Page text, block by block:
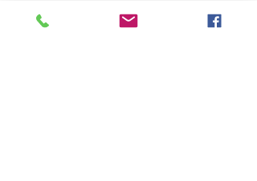
intercommunale de musique et de